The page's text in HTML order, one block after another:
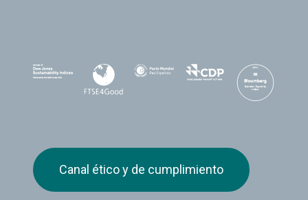
Canal ético y de cumplimiento